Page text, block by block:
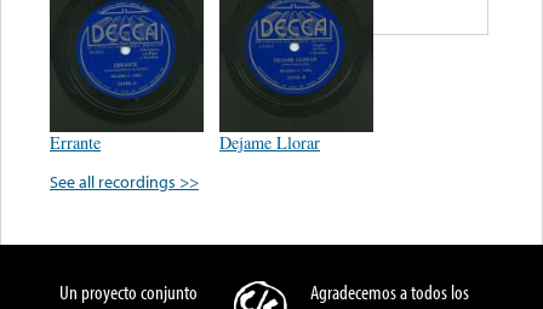
Errante
Dejame Llorar
See all recordings >>
Un proyecto conjunto
Agradecemos a todos los